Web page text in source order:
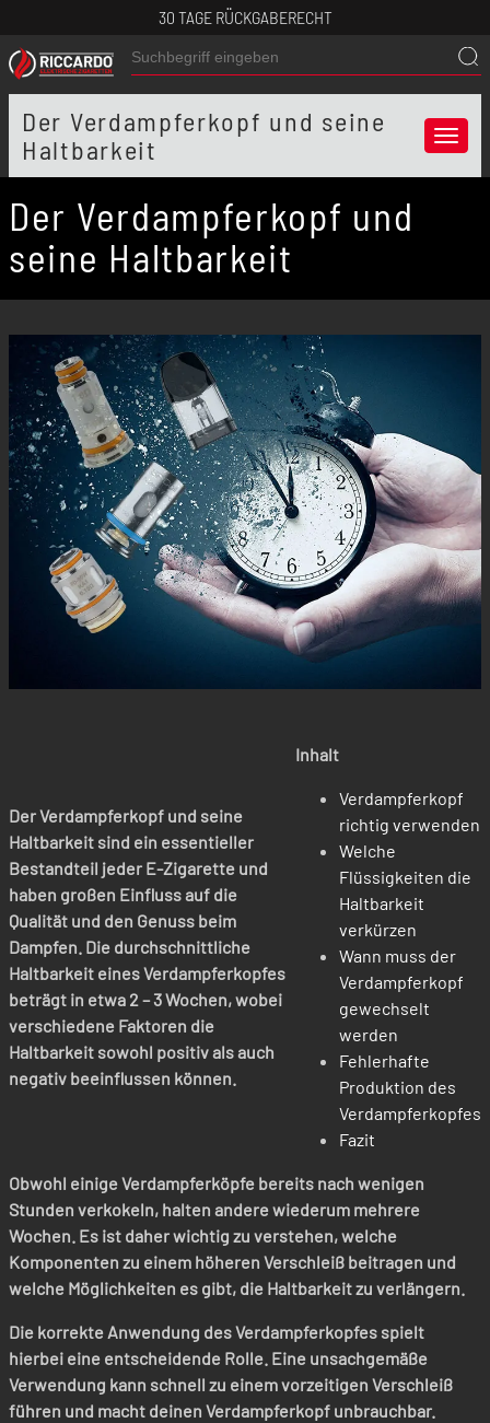
30 TAGE RÜCKGABERECHT
Der Verdampferkopf und seine
Haltbarkeit
Der Verdampferkopf und
seine Haltbarkeit
Der Verdampferkopf und seine
Haltbarkeit sind ein essentieller
Bestandteil jeder E-Zigarette und
haben großen Einfluss auf die
Qualität und den Genuss beim
Dampfen. Die durchschnittliche
Haltbarkeit eines Verdampferkopfes
beträgt in etwa 2 – 3 Wochen, wobei
verschiedene Faktoren die
Haltbarkeit sowohl positiv als auch
negativ beeinflussen können.
Inhalt
Verdampferkopf
richtig verwenden
Welche
Flüssigkeiten die
Haltbarkeit
verkürzen
Wann muss der
Verdampferkopf
gewechselt
werden
Fehlerhafte
Produktion des
Verdampferkopfes
Fazit
Obwohl einige Verdampferköpfe bereits nach wenigen
Stunden verkokeln, halten andere wiederum mehrere
Wochen. Es ist daher wichtig zu verstehen, welche
Komponenten zu einem höheren Verschleiß beitragen und
welche Möglichkeiten es gibt, die Haltbarkeit zu verlängern.
Die korrekte Anwendung des Verdampferkopfes spielt
hierbei eine entscheidende Rolle. Eine unsachgemäße
Verwendung kann schnell zu einem vorzeitigen Verschleiß
führen und macht deinen Verdampferkopf unbrauchbar.